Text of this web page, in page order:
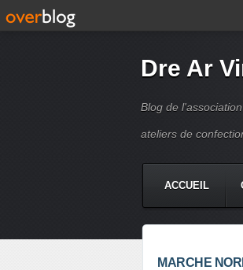
Dre Ar
Blog de
ateliers de
ACCUEIL
MARCHE